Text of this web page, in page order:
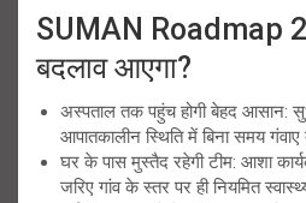
SUMAN Roadmap
बदलाव आएगा?
अस्पताल तक पहुंच होगी बेहद आसान:
आपातकालीन स्थिति में बिना समय
घर के पास मुस्तैद रहेगी टीम: आशा
जरिए गांव के स्तर पर ही नियमित